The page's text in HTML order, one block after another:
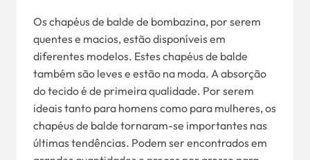
Os chapéus de balde de bombazina, por serem
quentes e macios, estão disponíveis em
diferentes modelos. Estes chapéus de balde
também são leves e estão na moda. A absorção
do tecido é de primeira qualidade. Por serem
ideais tanto para homens como para mulheres, os
chapéus de balde tornaram-se importantes nas
últimas tendências. Podem ser encontrados em